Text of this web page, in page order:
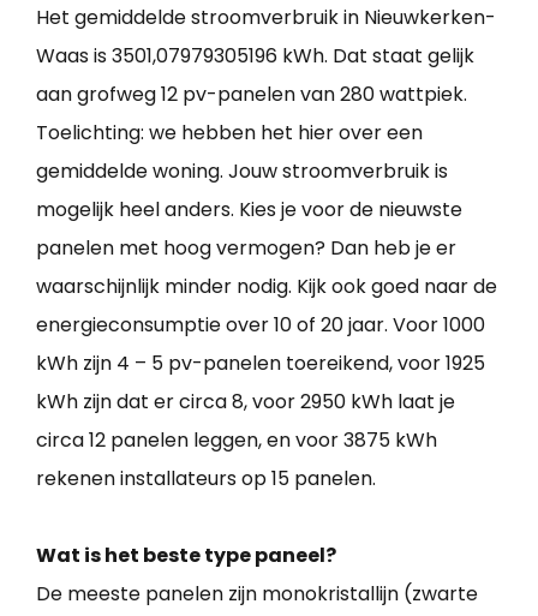
Het gemiddelde stroomverbruik in Nieuwkerken-
Waas is 3501,07979305196 kWh. Dat staat gelijk
aan grofweg 12 pv-panelen van 280 wattpiek.
Toelichting: we hebben het hier over een
gemiddelde woning. Jouw stroomverbruik is
mogelijk heel anders. Kies je voor de nieuwste
panelen met hoog vermogen? Dan heb je er
waarschijnlijk minder nodig. Kijk ook goed naar de
energieconsumptie over 10 of 20 jaar. Voor 1000
kWh zijn 4 – 5 pv-panelen toereikend, voor 1925
kWh zijn dat er circa 8, voor 2950 kWh laat je
circa 12 panelen leggen, en voor 3875 kWh
rekenen installateurs op 15 panelen.
Wat is het beste type paneel?
De meeste panelen zijn monokristallijn (zwarte